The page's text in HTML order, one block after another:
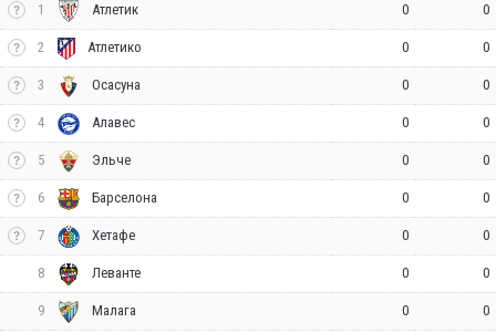
1 Атлетик 0 0
2 Атлетико 0 0
3 Осасуна 0 0
4 Алавес 0 0
5 Эльче 0 0
6 Барселона 0 0
7 Хетафе 0 0
8 Леванте 0 0
9 Малага 0 0